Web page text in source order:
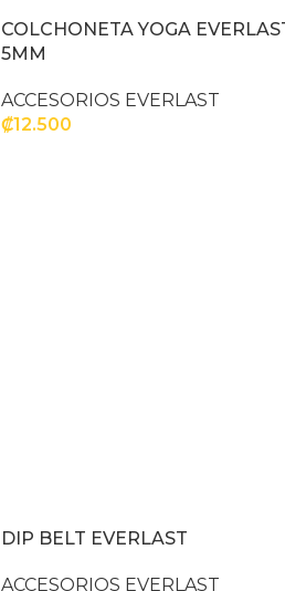
COLCHONETA YOGA
5MM
ACCESORIOS EVERLAST
₡12.500
DIP BELT EVERLAST
ACCESORIOS EVERLAST